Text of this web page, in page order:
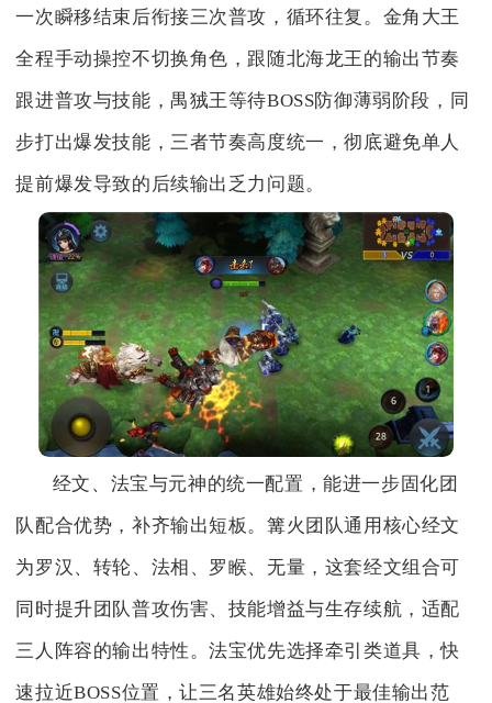
一次瞬移结束后衔接三次普攻，循环往复。金角大王
全程手动操控不切换角色，跟随北海龙王的输出节奏
跟进普攻与技能，禺狨王等待BOSS防御薄弱阶段，同
步打出爆发技能，三者节奏高度统一，彻底避免单人
提前爆发导致的后续输出乏力问题。
经文、法宝与元神的统一配置，能进一步固化团
队配合优势，补齐输出短板。篝火团队通用核心经文
为罗汉、转轮、法相、罗睺、无量，这套经文组合可
同时提升团队普攻伤害、技能增益与生存续航，适配
三人阵容的输出特性。法宝优先选择牵引类道具，快
速拉近BOSS位置，让三名英雄始终处于最佳输出范